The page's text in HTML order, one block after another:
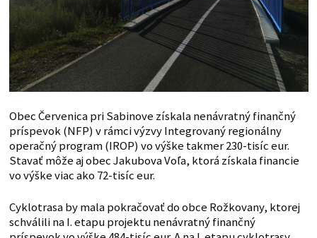
Obec Červenica pri Sabinove získala nenávratný finančný
príspevok (NFP) v rámci výzvy Integrovaný regionálny
operačný program (IROP) vo výške takmer 230-tisíc eur.
Stavať môže aj obec Jakubova Voľa, ktorá získala financie
vo výške viac ako 72-tisíc eur.
Cyklotrasa by mala pokračovať do obce Rožkovany, ktorej
schválili na I. etapu projektu nenávratný finančný